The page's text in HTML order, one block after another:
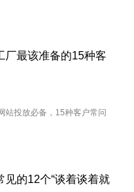
厂最该准备的15种客
站投放必备，15种客户常问
的12个“谈着谈着就